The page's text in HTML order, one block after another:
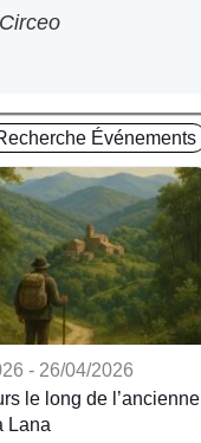
Événements
- 26/04/2026
le long de l’ancienne
Lana